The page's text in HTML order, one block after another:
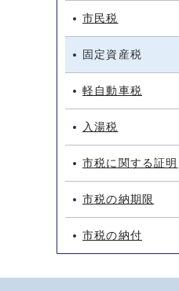
市民税
固定資産税
軽自動車税
入湯税
市税に関する証明
市税の納期限
市税の納付